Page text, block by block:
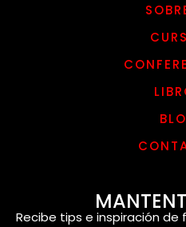
Recibe tips e inspiración